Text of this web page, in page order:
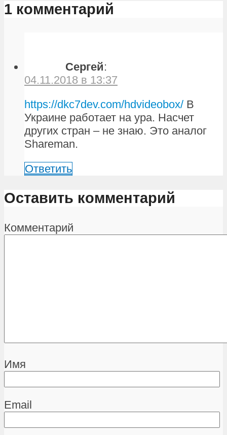
1 комментарий
Сергей:
04.11.2018 в 13:37
https://dkc7dev.com/hdvideobox/ В
Украине работает на ура. Насчет
других стран – не знаю. Это аналог
Shareman.
Ответить
Оставить комментарий
Комментарий
Имя
Email